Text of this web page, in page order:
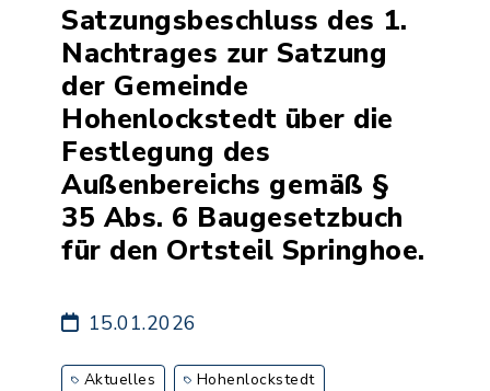
Satzungsbeschluss des 1.
Nachtrages zur Satzung
der Gemeinde
Hohenlockstedt über die
Festlegung des
Außenbereichs gemäß §
35 Abs. 6 Baugesetzbuch
für den Ortsteil Springhoe.
15.01.2026
Aktuelles Hohenlockstedt